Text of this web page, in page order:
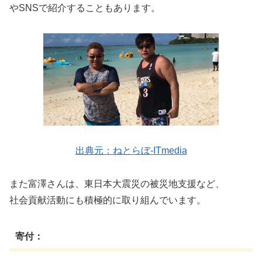
やSNSで紹介することもあります。
出典元：ねとらぼ-ITmedia
また富澤さんは、東日本大震災の被災地支援など、
社会貢献活動にも積極的に取り組んでいます。
寄付：